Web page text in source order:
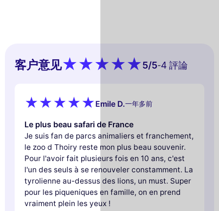
客户意见 5/5-4 評論
Emile D.一年多前
Le plus beau safari de France
Je suis fan de parcs animaliers et franchement,
le zoo d Thoiry reste mon plus beau souvenir.
Pour l'avoir fait plusieurs fois en 10 ans, c'est
l'un des seuls à se renouveler constamment. La
tyrolienne au-dessus des lions, un must. Super
pour les piqueniques en famille, on en prend
vraiment plein les yeux !